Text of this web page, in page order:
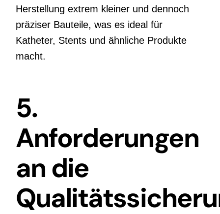
Herstellung extrem kleiner und dennoch
präziser Bauteile, was es ideal für
Katheter, Stents und ähnliche Produkte
macht.
5.
Anforderungen
an die